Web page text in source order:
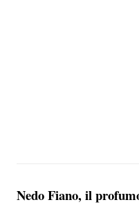
Nedo Fiano, il